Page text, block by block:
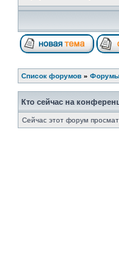
Список форумов » Форумы
Кто сейчас на
Сейчас этот форум